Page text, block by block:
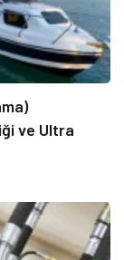
ve Ultra